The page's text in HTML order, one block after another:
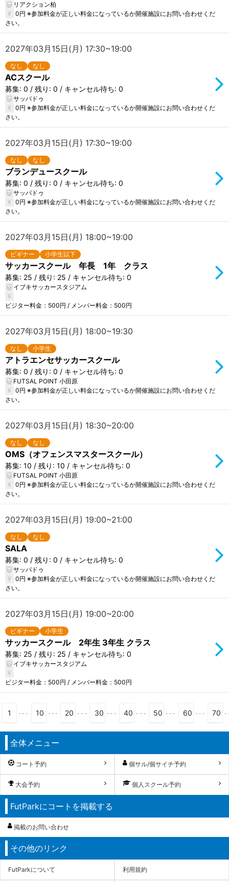
リアクション柏
0円 ※参加料金が正しい料金になっているか開催施設にお問い合わせくだ
さい。
2027年03月15日(月) 17:30~19:00
なし なし
ACスクール
募集: 0 / 残り: 0 / キャンセル待ち: 0
サッパドゥ
0円 ※参加料金が正しい料金になっているか開催施設にお問い合わせくだ
さい。
2027年03月15日(月) 17:30~19:00
なし なし
ブランデュースクール
募集: 0 / 残り: 0 / キャンセル待ち: 0
サッパドゥ
0円 ※参加料金が正しい料金になっているか開催施設にお問い合わせくだ
さい。
2027年03月15日(月) 18:00~19:00
ビギナー 小学生以下
サッカースクール 年長 1年 クラス
募集: 25 / 残り: 25 / キャンセル待ち: 0
イブキサッカースタジアム
ビジター料金：500円 / メンバー料金：500円
2027年03月15日(月) 18:00~19:30
なし 小学生
アトラエンセサッカースクール
募集: 0 / 残り: 0 / キャンセル待ち: 0
FUTSAL POINT 小田原
0円 ※参加料金が正しい料金になっているか開催施設にお問い合わせくだ
さい。
2027年03月15日(月) 18:30~20:00
なし なし
OMS（オフェンスマスタースクール）
募集: 10 / 残り: 10 / キャンセル待ち: 0
FUTSAL POINT 小田原
0円 ※参加料金が正しい料金になっているか開催施設にお問い合わせくだ
さい。
2027年03月15日(月) 19:00~21:00
なし なし
SALA
募集: 0 / 残り: 0 / キャンセル待ち: 0
サッパドゥ
0円 ※参加料金が正しい料金になっているか開催施設にお問い合わせくだ
さい。
2027年03月15日(月) 19:00~20:00
ビギナー 小学生
サッカースクール 2年生 3年生 クラス
募集: 25 / 残り: 25 / キャンセル待ち: 0
イブキサッカースタジアム
ビジター料金：500円 / メンバー料金：500円
1 ... 10 ... 20 ... 30 ... 40 ... 50 ... 60 ... 70
全体メニュー
コート予約 個サル/個サイチ予約
大会予約 個人スクール予約
FutParkにコートを掲載する
掲載のお問い合わせ
その他のリンク
FutParkについて 利用規約